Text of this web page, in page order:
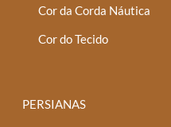
Cor da Corda Náutica
Cor do Tecido
PERSIANAS